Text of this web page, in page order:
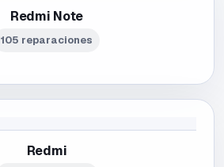
Redmi Note
105 reparaciones
Redmi